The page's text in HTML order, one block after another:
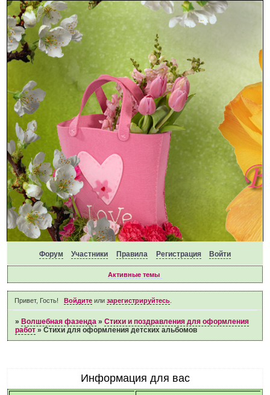
Форум Участники Правила Регистрация Войти
Активные темы
Привет, Гость! Войдитеили зарегистрируйтесь.
» Волшебная фазенда »Стихи и поздравления для оформления
работ »Стихи для оформления детских альбомов
Информация для вас